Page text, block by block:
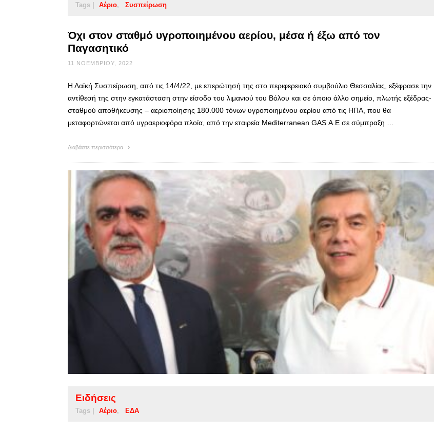
Tags | Αέριο Συσπείρωση
Όχι στον σταθμό υγροποιημένου αερίου, μέσα ή έξω από τον
Παγασητικό
11 ΝΟΕΜΒΡΊΟΥ, 2022
Η Λαϊκή Συσπείρωση, από τις 14/4/22, με επερώτησή της στο περιφερειακό συμβούλιο Θεσσαλίας, εξέφρασε την
αντίθεσή της στην εγκατάσταση στην είσοδο του λιμανιού του Βόλου και σε όποιο άλλο σημείο, πλωτής εξέδρας-
σταθμού αποθήκευσης – αεριοποίησης 180.000 τόνων υγροποιημένου αερίου από τις ΗΠΑ, που θα
μεταφορτώνεται από υγραεριοφόρα πλοία, από την εταιρεία Mediterranean GAS Α.Ε σε σύμπραξη …
Διαβάστε περισσότερα
Ειδήσεις
Tags | Αέριο ΕΔΑ